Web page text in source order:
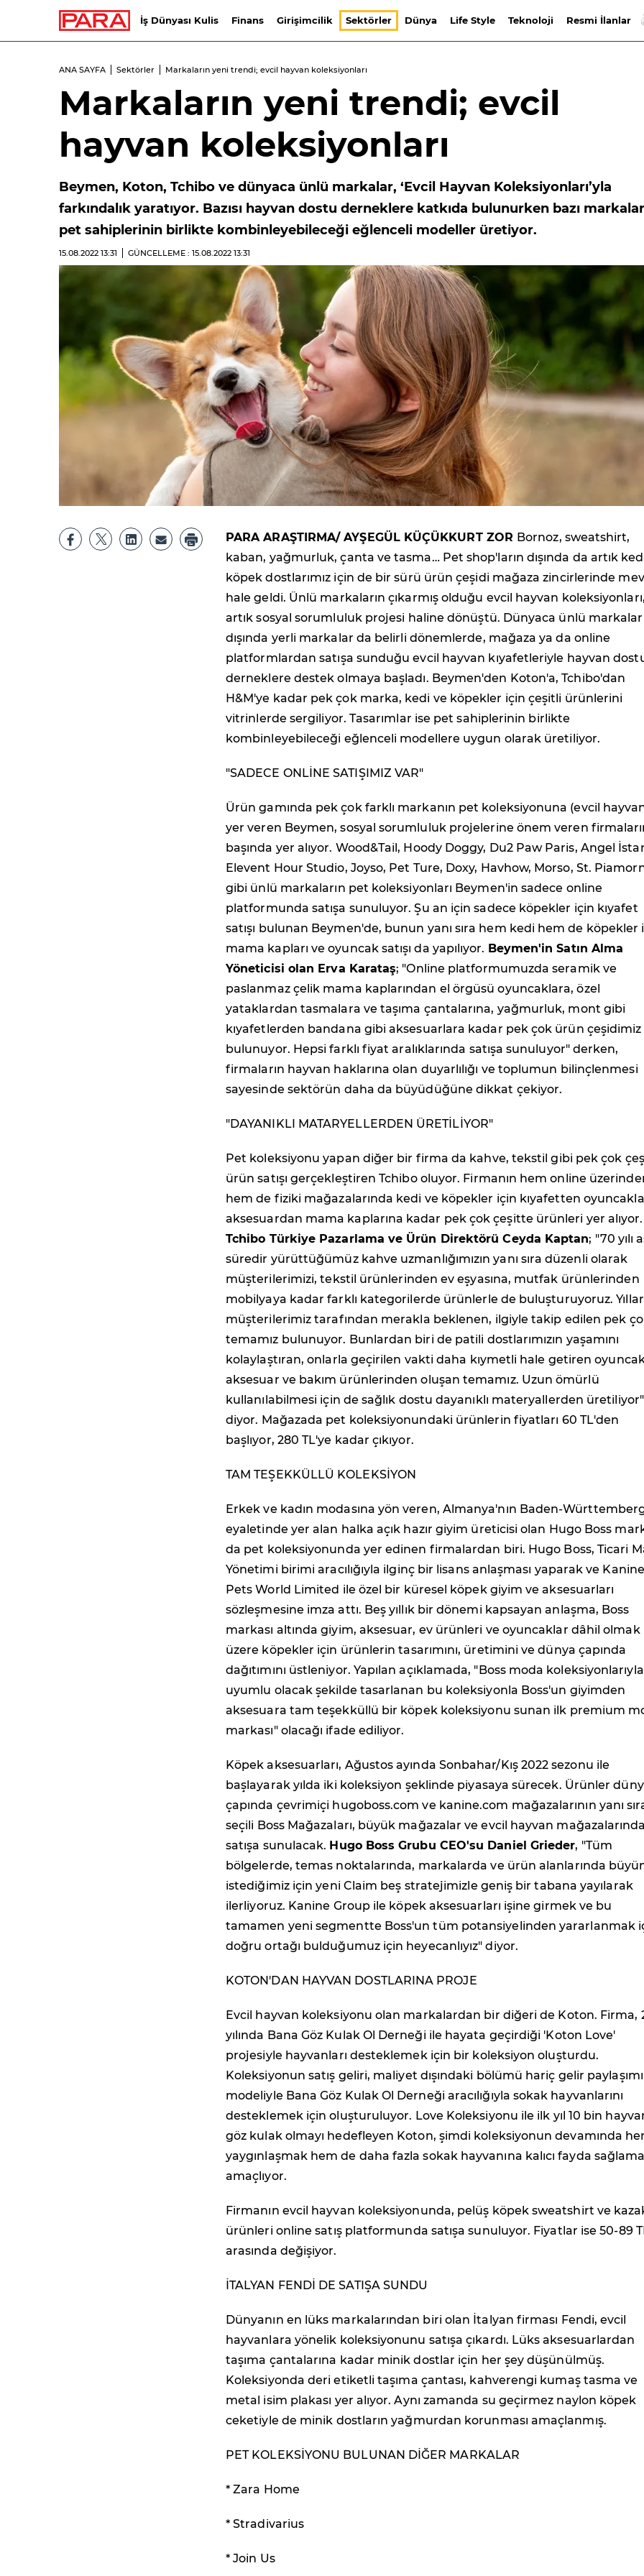
İş Dünyası Kulis Finans Girişimcilik Sektörler Dünya Life Style Teknoloji Resmi İlanlar
ANA SAYFA Sektörler Markaların yeni trendi; evcil hayvan koleksiyonları
Markaların yeni trendi; evcil
hayvan koleksiyonları
Beymen, Koton, Tchibo ve dünyaca ünlü markalar, ‘Evcil Hayvan Koleksiyonları’yla
farkındalık yaratıyor. Bazısı hayvan dostu derneklere katkıda bulunurken bazı
pet sahiplerinin birlikte kombinleyebileceği eğlenceli modeller üretiyor.
15.08.2022 13:31 GÜNCELLEME : 15.08.2022 13:31
PARA ARAŞTIRMA/ AYŞEGÜL KÜÇÜKKURT ZOR Bornoz, sweatshirt,
kaban, yağmurluk, çanta ve tasma… Pet shop'ların dışında da artık
köpek dostlarımız için de bir sürü ürün çeşidi mağaza zincirlerinde
hale geldi. Ünlü markaların çıkarmış olduğu evcil hayvan koleksiyonları,
artık sosyal sorumluluk projesi haline dönüştü. Dünyaca ünlü
dışında yerli markalar da belirli dönemlerde, mağaza ya da online
platformlardan satışa sunduğu evcil hayvan kıyafetleriyle hayvan
derneklere destek olmaya başladı. Beymen'den Koton'a, Tchibo'dan
H&M'ye kadar pek çok marka, kedi ve köpekler için çeşitli ürünlerini
vitrinlerde sergiliyor. Tasarımlar ise pet sahiplerinin birlikte
kombinleyebileceği eğlenceli modellere uygun olarak üretiliyor.
"SADECE ONLİNE SATIŞIMIZ VAR"
Ürün gamında pek çok farklı markanın pet koleksiyonuna (evcil
yer veren Beymen, sosyal sorumluluk projelerine önem veren
başında yer alıyor. Wood&Tail, Hoody Doggy, Du2 Paw Paris, Angel
Elevent Hour Studio, Joyso, Pet Ture, Doxy, Havhow, Morso, St.
gibi ünlü markaların pet koleksiyonları Beymen'in sadece online
platformunda satışa sunuluyor. Şu an için sadece köpekler için kıyafet
satışı bulunan Beymen'de, bunun yanı sıra hem kedi hem de köpekler
mama kapları ve oyuncak satışı da yapılıyor. Beymen'in Satın Alma
Yöneticisi olan Erva Karataş; "Online platformumuzda seramik ve
paslanmaz çelik mama kaplarından el örgüsü oyuncaklara, özel
yataklardan tasmalara ve taşıma çantalarına, yağmurluk, mont gibi
kıyafetlerden bandana gibi aksesuarlara kadar pek çok ürün çeşidimiz
bulunuyor. Hepsi farklı fiyat aralıklarında satışa sunuluyor" derken,
firmaların hayvan haklarına olan duyarlılığı ve toplumun bilinçlenmesi
sayesinde sektörün daha da büyüdüğüne dikkat çekiyor.
"DAYANIKLI MATARYELLERDEN ÜRETİLİYOR"
Pet koleksiyonu yapan diğer bir firma da kahve, tekstil gibi pek çok
ürün satışı gerçekleştiren Tchibo oluyor. Firmanın hem online
hem de fiziki mağazalarında kedi ve köpekler için kıyafetten
aksesuardan mama kaplarına kadar pek çok çeşitte ürünleri yer alıyor.
Tchibo Türkiye Pazarlama ve Ürün Direktörü Ceyda Kaptan; "70 yılı
süredir yürüttüğümüz kahve uzmanlığımızın yanı sıra düzenli olarak
müşterilerimizi, tekstil ürünlerinden ev eşyasına, mutfak ürünlerinden
mobilyaya kadar farklı kategorilerde ürünlerle de buluşturuyoruz.
müşterilerimiz tarafından merakla beklenen, ilgiyle takip edilen pek
temamız bulunuyor. Bunlardan biri de patili dostlarımızın yaşamını
kolaylaştıran, onlarla geçirilen vakti daha kıymetli hale getiren
aksesuar ve bakım ürünlerinden oluşan temamız. Uzun ömürlü
kullanılabilmesi için de sağlık dostu dayanıklı materyallerden üretiliyor"
diyor. Mağazada pet koleksiyonundaki ürünlerin fiyatları 60 TL'den
başlıyor, 280 TL'ye kadar çıkıyor.
TAM TEŞEKKÜLLÜ KOLEKSİYON
Erkek ve kadın modasına yön veren, Almanya'nın Baden-
eyaletinde yer alan halka açık hazır giyim üreticisi olan Hugo Boss
da pet koleksiyonunda yer edinen firmalardan biri. Hugo Boss, Ticari
Yönetimi birimi aracılığıyla ilginç bir lisans anlaşması yaparak ve Kanine
Pets World Limited ile özel bir küresel köpek giyim ve aksesuarları
sözleşmesine imza attı. Beş yıllık bir dönemi kapsayan anlaşma, Boss
markası altında giyim, aksesuar, ev ürünleri ve oyuncaklar dâhil olmak
üzere köpekler için ürünlerin tasarımını, üretimini ve dünya çapında
dağıtımını üstleniyor. Yapılan açıklamada, "Boss moda koleksiyonlarıyla
uyumlu olacak şekilde tasarlanan bu koleksiyonla Boss'un giyimden
aksesuara tam teşekküllü bir köpek koleksiyonu sunan ilk premium
markası" olacağı ifade ediliyor.
Köpek aksesuarları, Ağustos ayında Sonbahar/Kış 2022 sezonu ile
başlayarak yılda iki koleksiyon şeklinde piyasaya sürecek. Ürünler
çapında çevrimiçi hugoboss.com ve kanine.com mağazalarının yanı
seçili Boss Mağazaları, büyük mağazalar ve evcil hayvan mağazalarında
satışa sunulacak. Hugo Boss Grubu CEO'su Daniel Grieder, "Tüm
bölgelerde, temas noktalarında, markalarda ve ürün alanlarında
istediğimiz için yeni Claim beş stratejimizle geniş bir tabana yayılarak
ilerliyoruz. Kanine Group ile köpek aksesuarları işine girmek ve bu
tamamen yeni segmentte Boss'un tüm potansiyelinden yararlanmak
doğru ortağı bulduğumuz için heyecanlıyız" diyor.
KOTON'DAN HAYVAN DOSTLARINA PROJE
Evcil hayvan koleksiyonu olan markalardan bir diğeri de Koton. Firma,
yılında Bana Göz Kulak Ol Derneği ile hayata geçirdiği 'Koton Love'
projesiyle hayvanları desteklemek için bir koleksiyon oluşturdu.
Koleksiyonun satış geliri, maliyet dışındaki bölümü hariç gelir paylaşımı
modeliyle Bana Göz Kulak Ol Derneği aracılığıyla sokak hayvanlarını
desteklemek için oluşturuluyor. Love Koleksiyonu ile ilk yıl 10 bin
göz kulak olmayı hedefleyen Koton, şimdi koleksiyonun devamında
yaygınlaşmak hem de daha fazla sokak hayvanına kalıcı fayda
amaçlıyor.
Firmanın evcil hayvan koleksiyonunda, pelüş köpek sweatshirt ve
ürünleri online satış platformunda satışa sunuluyor. Fiyatlar ise 50-89
arasında değişiyor.
İTALYAN FENDİ DE SATIŞA SUNDU
Dünyanın en lüks markalarından biri olan İtalyan firması Fendi, evcil
hayvanlara yönelik koleksiyonunu satışa çıkardı. Lüks aksesuarlardan
taşıma çantalarına kadar minik dostlar için her şey düşünülmüş.
Koleksiyonda deri etiketli taşıma çantası, kahverengi kumaş tasma ve
metal isim plakası yer alıyor. Aynı zamanda su geçirmez naylon köpek
ceketiyle de minik dostların yağmurdan korunması amaçlanmış.
PET KOLEKSİYONU BULUNAN DİĞER MARKALAR
* Zara Home
* Stradivarius
* Join Us